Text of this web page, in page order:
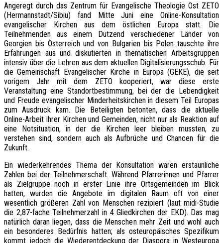
Angeregt durch das Zentrum für Evangelische Theologie Ost ZETO
(Hermannstadt/Sibiu) fand Mitte Juni eine Online-Konsultation
evangelischer Kirchen aus dem östlichen Europa statt. Die
Teilnehmenden aus einem Dutzend verschiedener Länder von
Georgien bis Österreich und von Bulgarien bis Polen tauschte ihre
Erfahrungen aus und diskutierten in thematischen Arbeitsgruppen
intensiv über die Lehren aus dem aktuellen Digitalisierungsschub. Für
die Gemeinschaft Evangelischer Kirche in Europa (GEKE), die seit
vorigem Jahr mit dem ZETO kooperiert, war diese erste
Veranstaltung eine Standortbestimmung, bei der die Lebendigkeit
und Freude evangelischer Minderheitskirchen in diesem Teil Europas
zum Ausdruck kam. Die Beteiligten betonten, dass die aktuelle
Online-Arbeit ihrer Kirchen und Gemeinden, nicht nur als Reaktion auf
eine Notsituation, in der die Kirchen leer bleiben mussten, zu
verstehen sind, sondern auch als Aufbrüche und Chancen für die
Zukunft.
Ein wiederkehrendes Thema der Konsultation waren erstaunliche
Zahlen bei der Teilnehmerschaft. Während Pfarrerinnen und Pfarrer
als Zielgruppe noch in erster Linie ihre Ortsgemeinden im Blick
hatten, wurden die Angebote im digitalen Raum oft von einer
wesentlich größeren Zahl von Menschen rezipiert (laut midi-Studie
die 2,87-fache Teilnehmerzahl in 4 Gliedkirchen der EKD). Das mag
natürlich daran liegen, dass die Menschen mehr Zeit und wohl auch
ein besonderes Bedürfnis hatten; als osteuropäisches Spezifikum
kommt jedoch die Wiederentdeckung der Diaspora in Westeuropa